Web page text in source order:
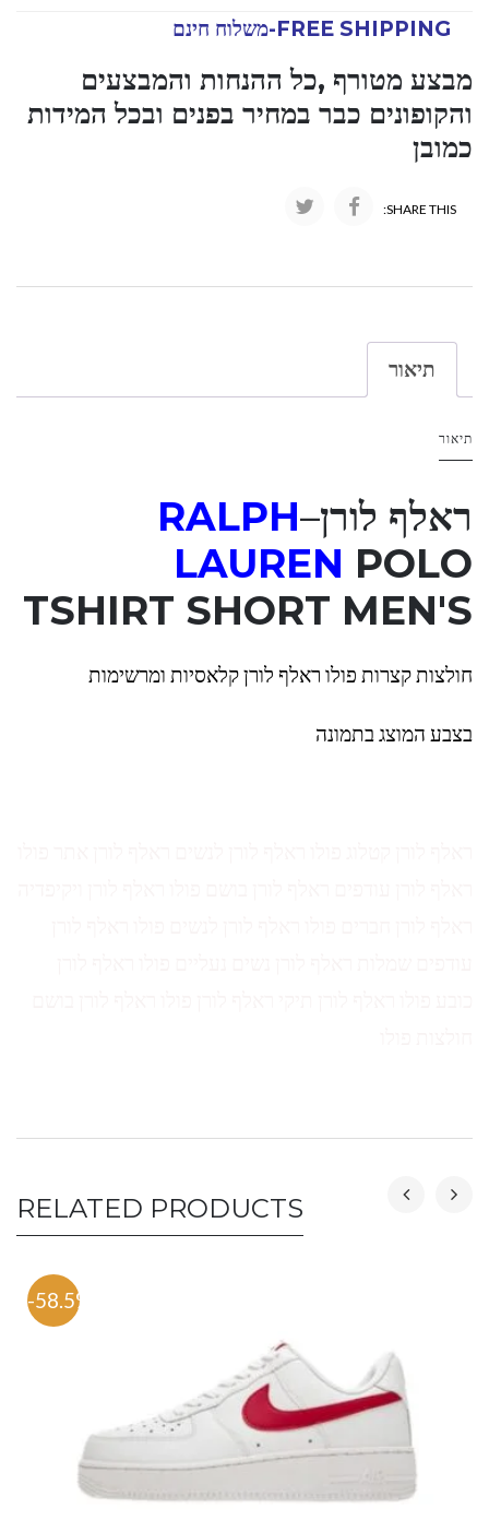
FREE SHIPPING-משלוח חינם
מבצע מטורף ,כל ההנחות והמבצעים
והקופונים כבר במחיר בפנים ובכל המידות
כמובן
SHARE THIS:
תיאור
תיאור
ראלף לורן–
RALPH
LAUREN POLO
TSHIRT SHORT MEN'S
חולצות קצרות פולו ראלף לורן קלאסיות ומרשימות
בצבע המוצג בתמונה
RELATED PRODUCTS
-58.5%